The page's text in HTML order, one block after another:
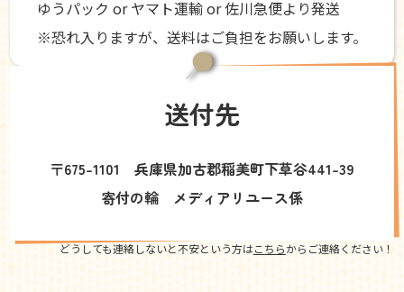
ゆうパック or ヤマト運輸 or 佐川急便より発送
※恐れ入りますが、送料はご負担をお願いします。
送付先
〒675-1101 兵庫県加古郡稲美町下草谷441-39
寄付の輪 メディアリユース係
どうしても連絡しないと不安という方はこちらからご連絡ください！